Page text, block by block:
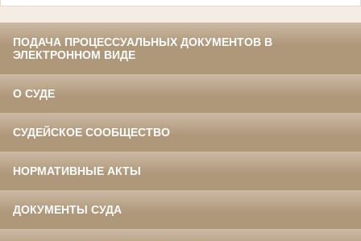
ПОДАЧА ПРОЦЕССУАЛЬНЫХ ДОКУМЕНТОВ В
ЭЛЕКТРОННОМ ВИДЕ
О СУДЕ
СУДЕЙСКОЕ СООБЩЕСТВО
НОРМАТИВНЫЕ АКТЫ
ДОКУМЕНТЫ СУДА